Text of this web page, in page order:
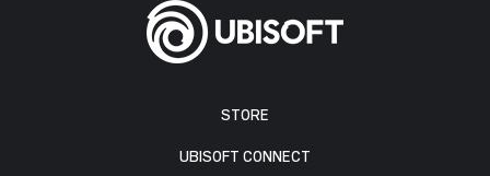
STORE
UBISOFT CONNECT